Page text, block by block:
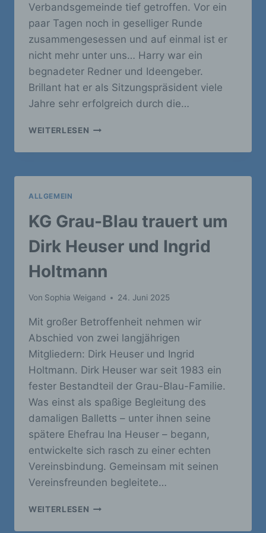
Verbandsgemeinde tief getroffen. Vor ein
paar Tagen noch in geselliger Runde
zusammengesessen und auf einmal ist er
nicht mehr unter uns… Harry war ein
begnadeter Redner und Ideengeber.
Brillant hat er als Sitzungspräsident viele
Jahre sehr erfolgreich durch die…
WEITERLESEN EIN
ÖHR-G
ARNEVALIST I
NS G
EGANGEN
ALLGEMEIN
KG Grau-Blau trauert um
Dirk Heuser und Ingrid
Holtmann
Von Sophia Weigand 24. Juni 2025
Mit großer Betroffenheit nehmen wir
Abschied von zwei langjährigen
Mitgliedern: Dirk Heuser und Ingrid
Holtmann. Dirk Heuser war seit 1983 ein
fester Bestandteil der Grau-Blau-Familie.
Was einst als spaßige Begleitung des
damaligen Balletts – unter ihnen seine
spätere Ehefrau Ina Heuser – begann,
entwickelte sich rasch zu einer echten
Vereinsbindung. Gemeinsam mit seinen
Vereinsfreunden begleitete…
WEITERLESEN KG
b) betroffene Person
Betroffene Person ist jede identifizierte oder
identifizierbare natürliche Person, deren
personenbezogene Daten von dem für die
Verarbeitung Verantwortlichen verarbeitet
Verarbeitung ist jeder mit oder ohne Hilfe
Vorgang oder jede solche Vorgangsreihe im
Zusammenhang mit personenbezogenen
Daten wie das Erheben, das Erfassen, die
Organisation, das Ordnen, die Speicherung,
die Anpassung oder Veränderung, das
Auslesen, das Abfragen, die Verwendung,
Verbreitung oder eine andere Form der
Verknüpfung, die Einschränkung, das
Löschen oder die Vernichtung.
d) Einschränkung der Verarbeitung
Einschränkung der Verarbeitung ist die
Markierung gespeicherter
personenbezogener Daten mit dem Ziel, ihre
künftige Verarbeitung einzuschränken.
e) Profiling
Profiling ist jede Art der automatisierten